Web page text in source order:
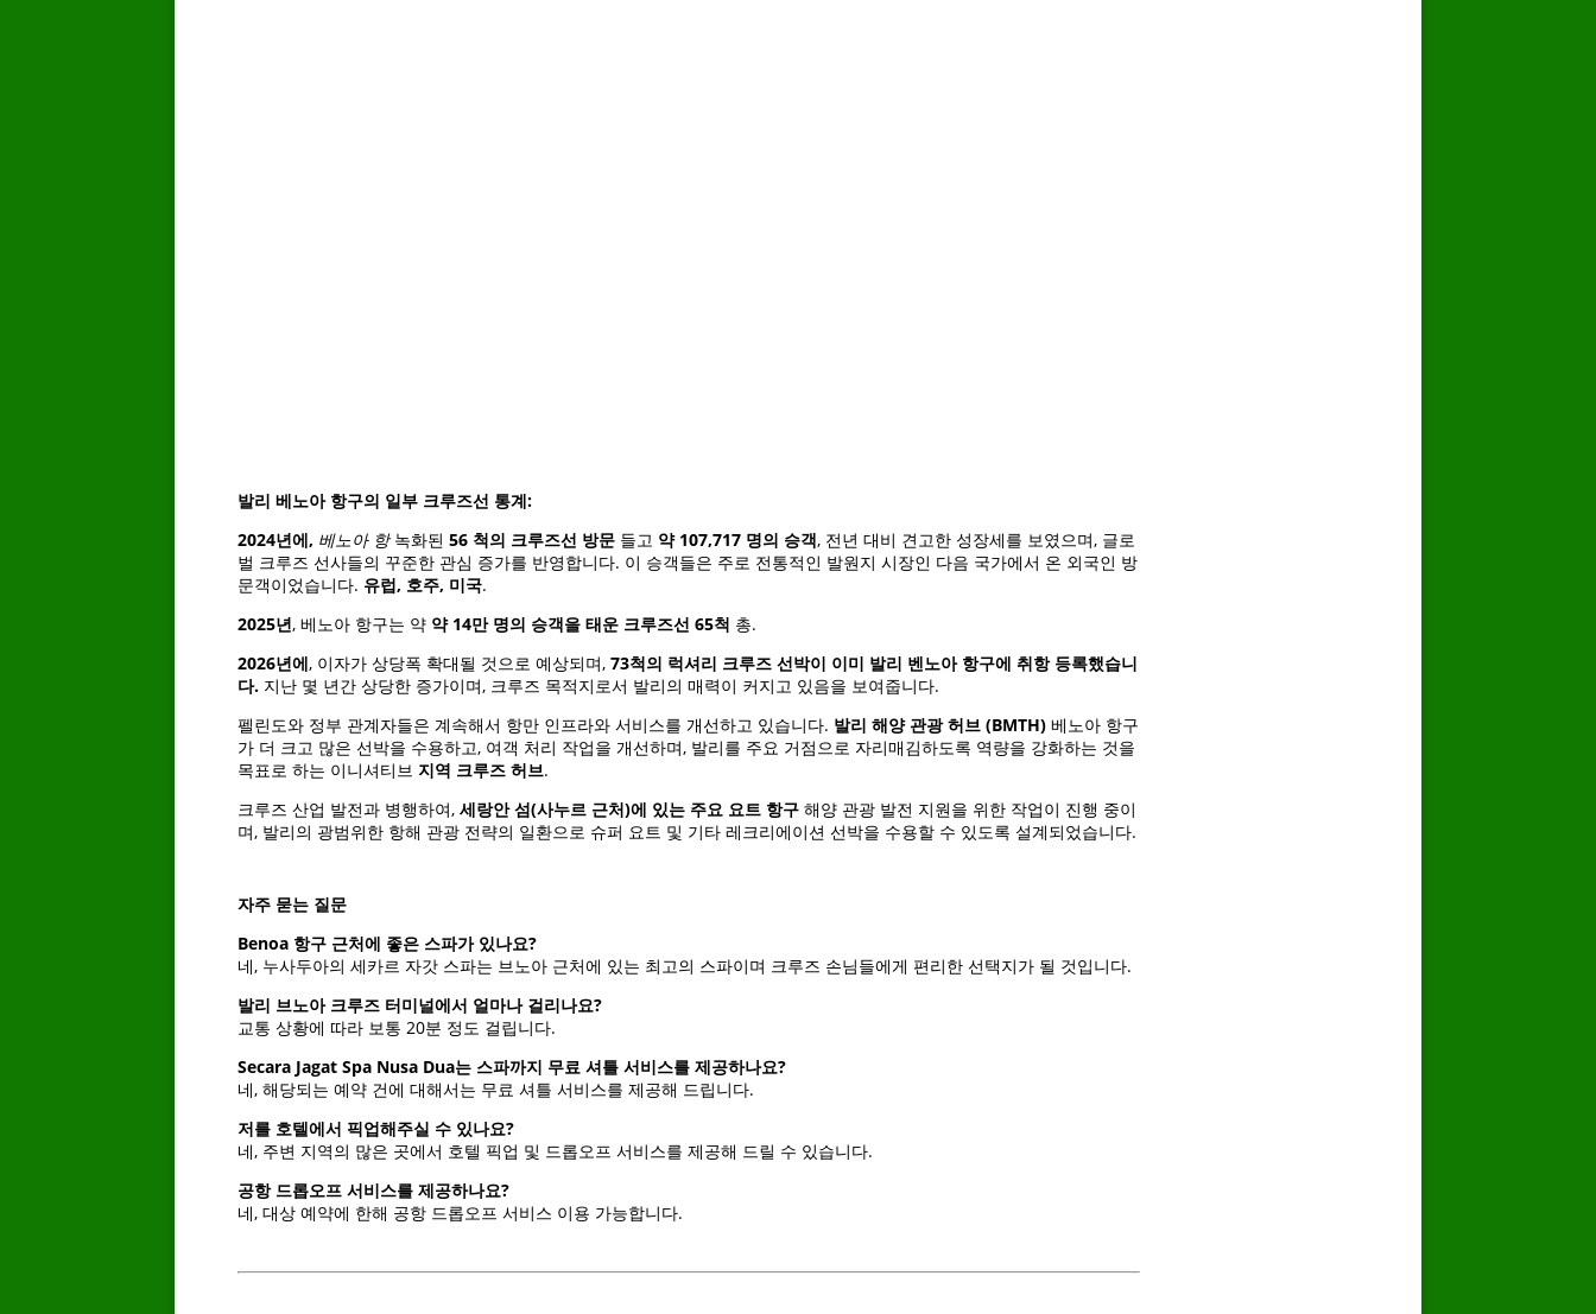
발리 베노아 항구의 일부 크루즈선 통계:
2024년에, 베노아 항녹화된 56 척의 크루즈선 방문들고 약 107,717 명의 승객, 전년 대비 견고한 성장세를 보였으며, 글로
벌 크루즈 선사들의 꾸준한 관심 증가를 반영합니다. 이 승객들은 주로 전통적인 발원지 시장인 다음 국가에서 온 외국인 방
문객이었습니다. 유럽, 호주, 미국.
2025년, 베노아 항구는 약 약 14만 명의 승객을 태운 크루즈선 65척 총.
2026년에, 이자가 상당폭 확대될 것으로 예상되며, 73척의 럭셔리 크루즈 선박이 이미 발리 벤노아 항구에 취항 등록했습니
다.지난 몇 년간 상당한 증가이며, 크루즈 목적지로서 발리의 매력이 커지고 있음을 보여줍니다.
펠린도와 정부 관계자들은 계속해서 항만 인프라와 서비스를 개선하고 있습니다. 발리 해양 관광 허브 (BMTH)베노아 항구
가 더 크고 많은 선박을 수용하고, 여객 처리 작업을 개선하며, 발리를 주요 거점으로 자리매김하도록 역량을 강화하는 것을
목표로 하는 이니셔티브 지역 크루즈 허브.
크루즈 산업 발전과 병행하여, 세랑안 섬(사누르 근처)에 있는 주요 요트 항구해양 관광 발전 지원을 위한 작업이 진행 중이
며, 발리의 광범위한 항해 관광 전략의 일환으로 슈퍼 요트 및 기타 레크리에이션 선박을 수용할 수 있도록 설계되었습니다.
자주 묻는 질문
Benoa 항구 근처에 좋은 스파가 있나요?
네, 누사두아의 세카르 자갓 스파는 브노아 근처에 있는 최고의 스파이며 크루즈 손님들에게 편리한 선택지가 될 것입니다.
발리 브노아 크루즈 터미널에서 얼마나 걸리나요?
교통 상황에 따라 보통 20분 정도 걸립니다.
Secara Jagat Spa Nusa Dua는 스파까지 무료 셔틀 서비스를 제공하나요?
네, 해당되는 예약 건에 대해서는 무료 셔틀 서비스를 제공해 드립니다.
저를 호텔에서 픽업해주실 수 있나요?
네, 주변 지역의 많은 곳에서 호텔 픽업 및 드롭오프 서비스를 제공해 드릴 수 있습니다.
공항 드롭오프 서비스를 제공하나요?
네, 대상 예약에 한해 공항 드롭오프 서비스 이용 가능합니다.